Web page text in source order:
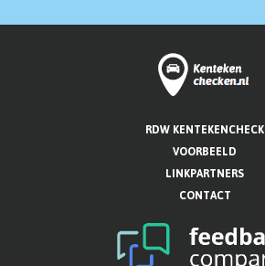
RDW KENTEKENCHECK
VOORBEELD
LINKPARTNERS
CONTACT